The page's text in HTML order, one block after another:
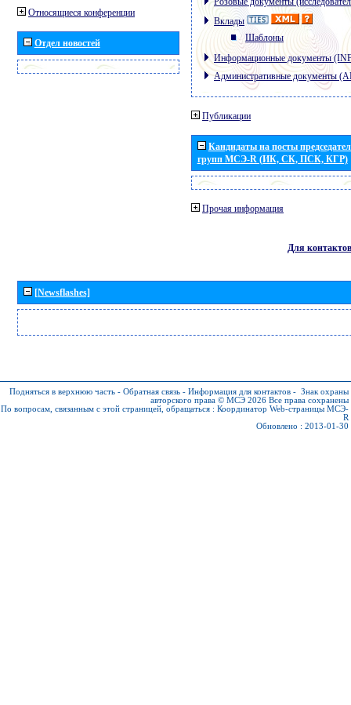
Относящиеся конференции
Отдел новостей
Вклады
Шаблоны
Информационные документы
Административные документы
Публикации
Кандидаты на посты
групп МСЭ-R (ИК, СК, ПСК, КГР)
Прочая информация
Для контактов
[Newsflashes]
Подняться в верхнюю часть - Обратная связь - Информация для контактов - Знак охраны
авторского права © МСЭ 2026 Все права сохранены
По вопросам, связанным с этой страницей, обращаться : Координатор Web-страницы МСЭ-
R
Обновлено : 2013-01-30